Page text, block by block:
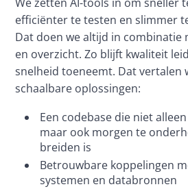
efficiënter te testen en slimmer
Dat doen we altijd in combinatie
en overzicht. Zo blijft kwaliteit
snelheid toeneemt. Dat vertalen
schaalbare oplossingen:
Een codebase die niet
maar ook morgen te
breiden is
Betrouwbare koppelingen
systemen en databronnen